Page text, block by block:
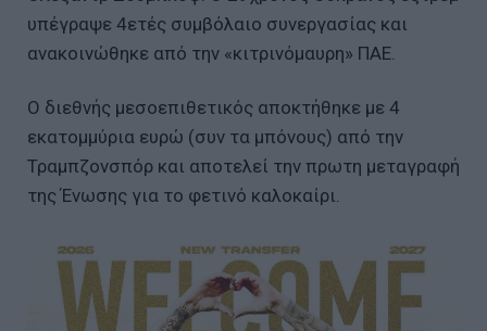
υπέγραψε 4ετές συμβόλαιο συνεργασίας και
ανακοινώθηκε από την «κιτρινόμαυρη» ΠΑΕ.
Ο διεθνής μεσοεπιθετικός αποκτήθηκε με 4
εκατομμύρια ευρώ (συν τα μπόνους) από την
Τραμπζονσπόρ και αποτελεί την πρωτη μεταγραφή
της Ένωσης για το φετινό καλοκαίρι.